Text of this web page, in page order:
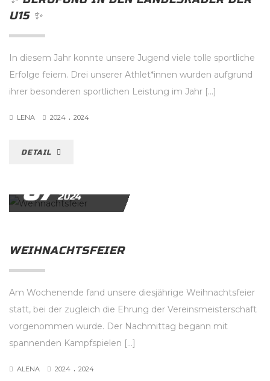
U15 ✨️
In diesem Jahr konnte unsere Jugend viele tolle sportliche
Erfolge feiern. Drei unserer Athlet*innen wurden aufgrund
ihrer besonderen sportlichen Leistung im Jahr […]
LENA 2024 . 2024
DETAIL
07 2024
WEIHNACHTSFEIER
Am Wochenende fand unsere diesjährige Weihnachtsfeier
statt, bei der zugleich die Ehrung der Vereinsmeisterschaft
vorgenommen wurde. Der Nachmittag begann mit
spannenden Kampfspielen […]
ALENA 2024 . 2024